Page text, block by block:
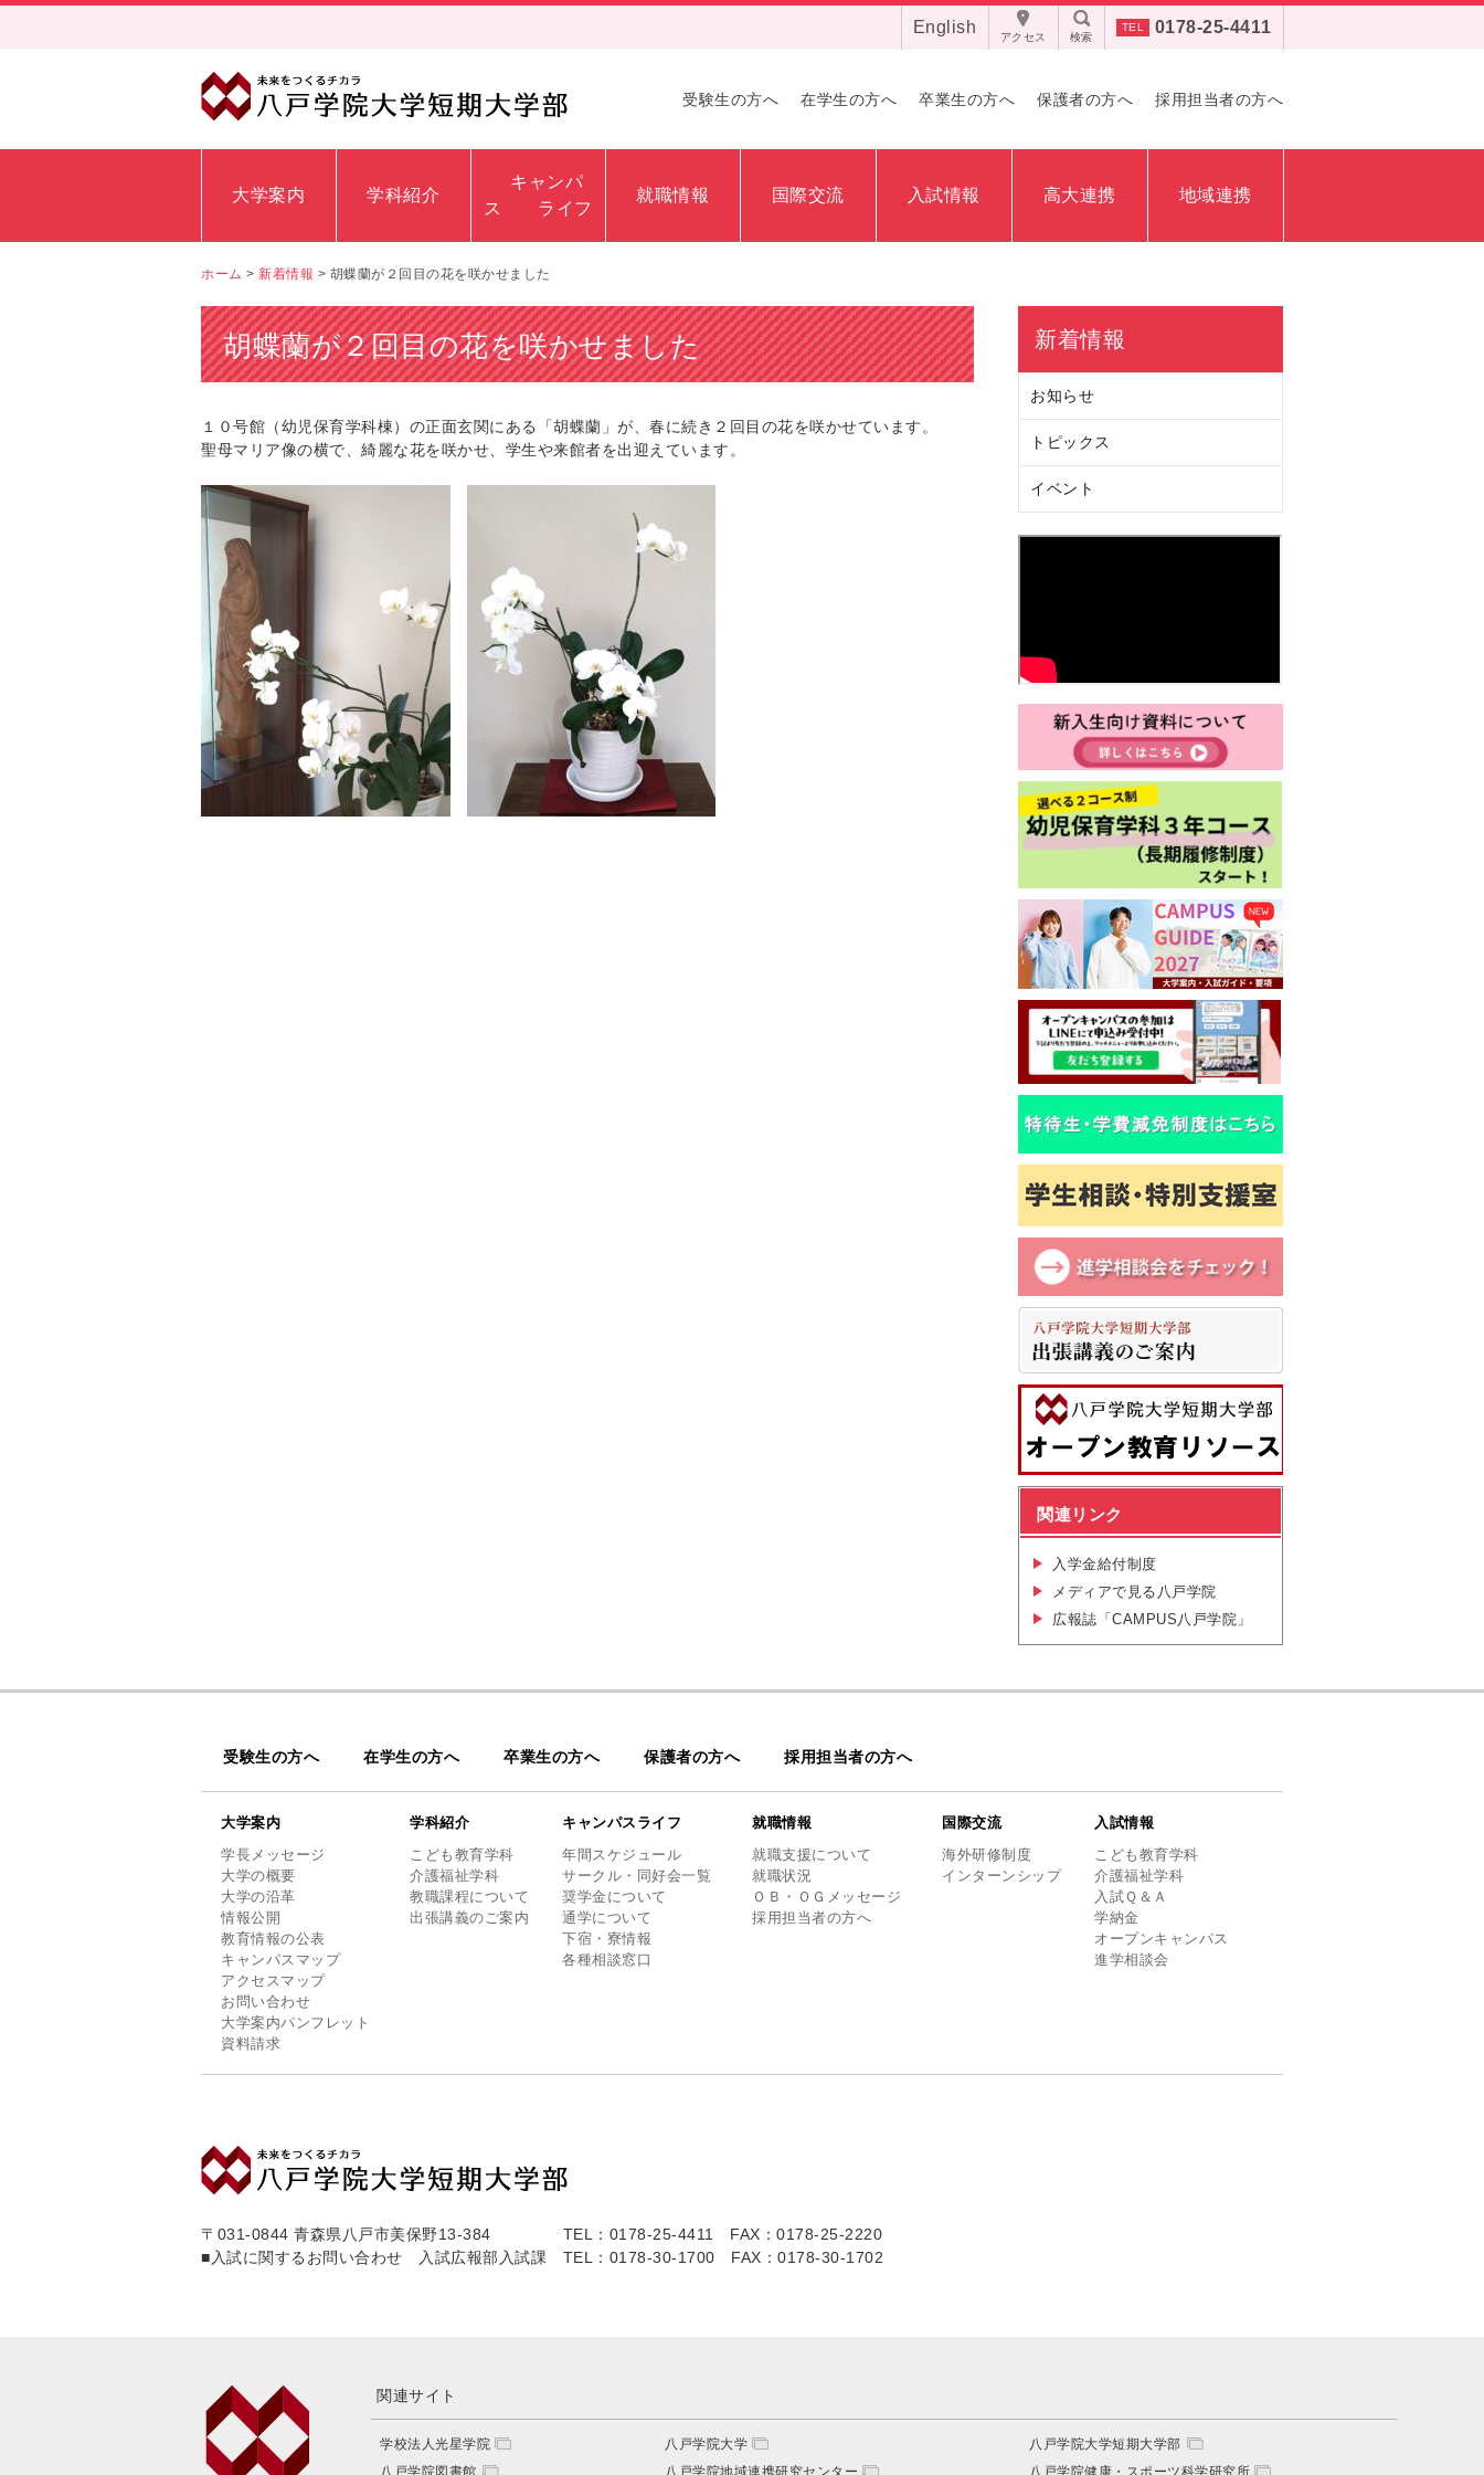
0178-25-4411
検索
English
アクセス
受験生の方へ 在学生の方へ 卒業生の方へ 保護者の方へ 採用担当者の方へ
大学案内 学科紹介
キャンパ
ス ライフ
就職情報 国際交流 入試情報 高大連携 地域連携
ホーム > 新着情報 > 胡蝶蘭が２回目の花を咲かせました
胡蝶蘭が２回目の花を咲かせました
１０号館（幼児保育学科棟）の正面玄関にある「胡蝶蘭」が、 春に続き２回目の花を咲かせています。
聖母マリア像の横で、綺麗な花を咲かせ、 学生や来館者を出迎えています。
新着情報
お知らせ
トピックス
イベント
関連リンク
入学金給付制度
メディアで見る八戸学院
広報誌「CAMPUS八戸学院」
受験生の方へ 在学生の方へ 卒業生の方へ 保護者の方へ 採用担当者の方へ
大学案内
学長メッセージ
大学の概要
大学の沿革
情報公開
教育情報の公表
キャンパスマップ
アクセスマップ
お問い合わせ
大学案内パンフレット
資料請求
学科紹介
こども教育学科
介護福祉学科
教職課程について
出張講義のご案内
キャンパスライフ
年間スケジュール
サークル・同好会一覧
奨学金について
通学について
下宿・寮情報
各種相談窓口
就職情報
就職支援について
就職状況
ＯＢ・ＯＧメッセージ
採用担当者の方へ
国際交流
海外研修制度
インターンシップ
入試情報
こども教育学科
介護福祉学科
入試Ｑ＆Ａ
学納金
オープンキャンパス
進学相談会
〒031-0844 青森県八戸市美保野13-384 TEL：0178-25-4411
FAX：0178-25-2220
■入試に関するお問い合わせ 入試広報部入試課
TEL：0178-30-1700 FAX：0178-30-1702
関連サイト
学校法人光星学院 八戸学院大学
八戸学院大学短期大学部
八戸学院図書館
八戸学院地域連携研究センター 八戸学院健康・スポーツ科学研究所